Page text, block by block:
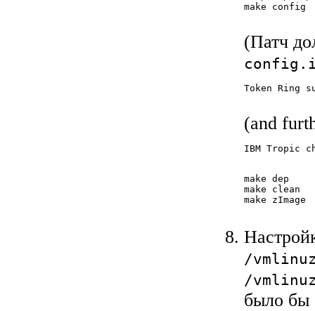
make config
(Патч
Token Ring
(and
IBM Tropic
make dep
make clean
make zImage
/
/
было бы